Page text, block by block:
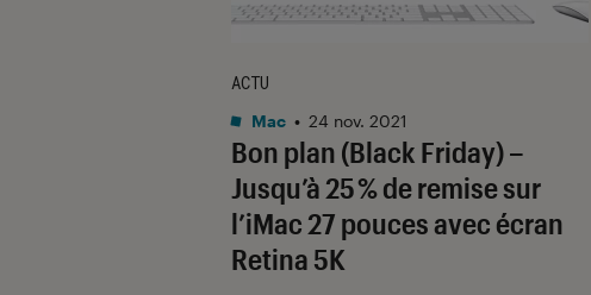
Bon plan (Black Friday) –
Jusqu’à 25 % de remise sur
l’iMac 27 pouces avec écran
Retina 5K
ACTU
Mac • 24 nov. 2021